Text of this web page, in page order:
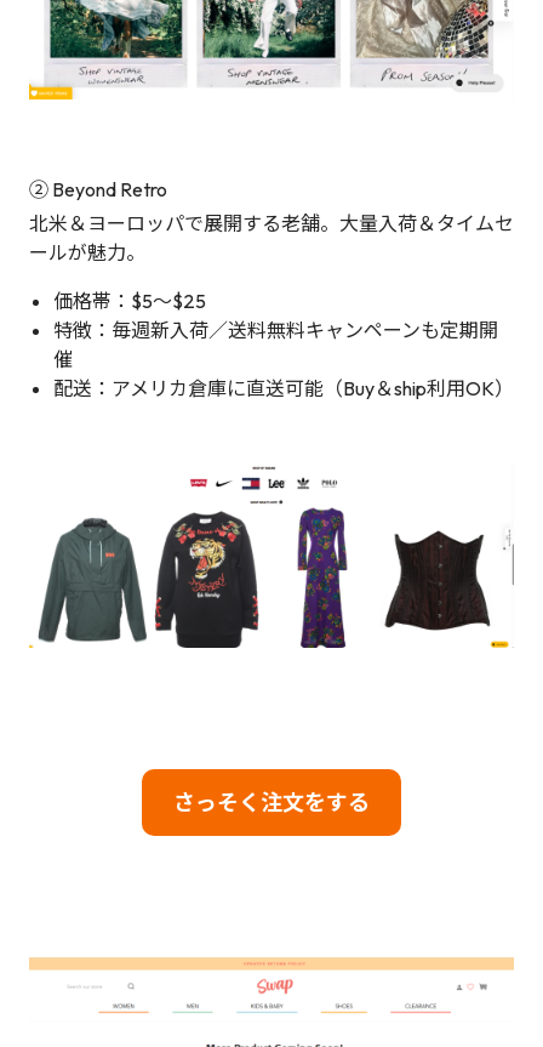
② Beyond Retro
北米＆ヨーロッパで展開する老舗。大量入荷＆タイムセ
ールが魅力。
価格帯：$5〜$25
特徴：毎週新入荷／送料無料キャンペーンも定期開
催
配送：アメリカ倉庫に直送可能（Buy＆ship利用OK）
さっそく注文をする